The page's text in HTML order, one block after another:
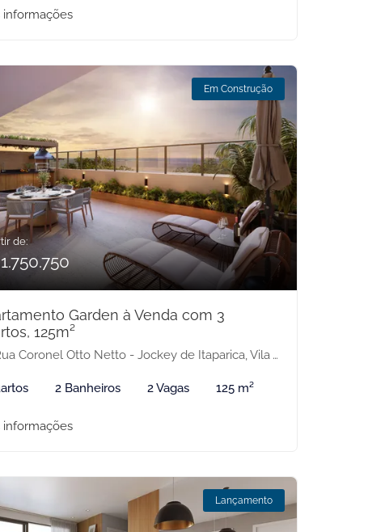
informações
Em Construção
de:
Garden à Venda com 3
125m²
Coronel Otto Netto - Jockey de Itaparica, Vila Velha-ES
2 Banheiros 2 Vagas 125 m²
informações
Lançamento